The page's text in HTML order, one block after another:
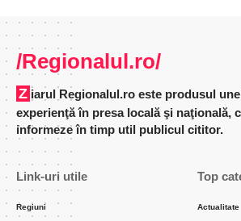
/Regionalul.ro/
Ziarul Regionalul.ro este produsul unei echipe cu
experienţă în presa locală şi naţională,
informeze în timp util publicul cititor.
Link-uri utile
Regiuni
Top
Actualitate